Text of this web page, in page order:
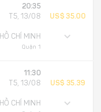
20:35
T5, 13/08
HỒ CHÍ MINH
Quận 1
US$ 35.00
11:30
T5, 13/08
HỒ CHÍ MINH
US$ 35.39